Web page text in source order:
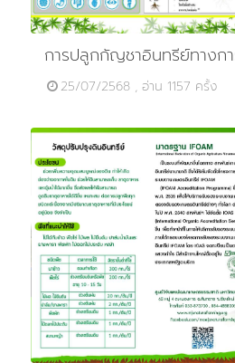
การปลูกกัญชาอินทรีย์ทางก
25/07/2568 , อ่าน 1157 ครั้ง